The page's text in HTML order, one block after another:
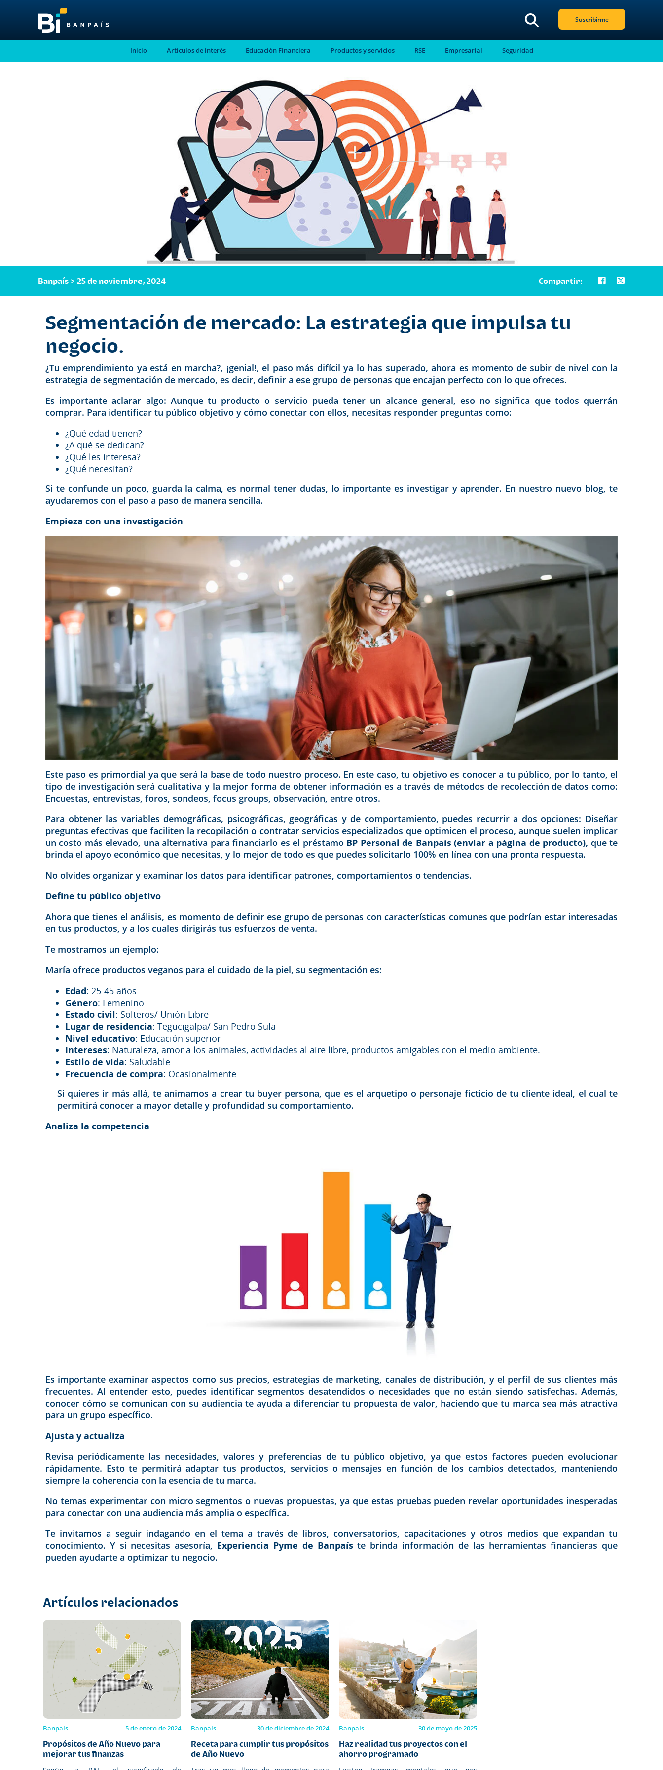
Suscribirme
¡No te pierdas nuestro
nuevo contenido!
Suscríbete a nuestro blog y recibe mensualmente en tu
correo electrónico, las noticias más relevantes.
Inicio Artículos de interés Educación Financiera Productos y servicios RSE Empresarial Seguridad
Banpaís > 25 de noviembre, 2024 Compartir:
Segmentación de mercado: La estrategia que impulsa tu
negocio.
¿Tu emprendimiento ya está en marcha?, ¡genial!, el paso más difícil ya lo has superado, ahora es momento de subir de nivel con la
estrategia de segmentación de mercado, es decir, definir a ese grupo de personas que encajan perfecto con lo que ofreces.
Es importante aclarar algo: Aunque tu producto o servicio pueda tener un alcance general, eso no significa que todos querrán
comprar. Para identificar tu público objetivo y cómo conectar con ellos, necesitas responder preguntas como:
¿Qué edad tienen?
¿A qué se dedican?
¿Qué les interesa?
¿Qué necesitan?
Si te confunde un poco, guarda la calma, es normal tener dudas, lo importante es investigar y aprender. En nuestro nuevo blog, te
ayudaremos con el paso a paso de manera sencilla.
Empieza con una investigación
Este paso es primordial ya que será la base de todo nuestro proceso. En este caso, tu objetivo es conocer a tu público, por lo tanto, el
tipo de investigación será cualitativa y la mejor forma de obtener información es a través de métodos de recolección de datos como:
Encuestas, entrevistas, foros, sondeos, focus groups, observación, entre otros.
Para obtener las variables demográficas, psicográficas, geográficas y de comportamiento, puedes recurrir a dos opciones: Diseñar
preguntas efectivas que faciliten la recopilación o contratar servicios especializados que optimicen el proceso, aunque suelen implicar
un costo más elevado, una alternativa para financiarlo es el préstamo BP Personal de Banpaís (enviar a página de producto), que te
brinda el apoyo económico que necesitas, y lo mejor de todo es que puedes solicitarlo 100% en línea con una pronta respuesta.
No olvides organizar y examinar los datos para identificar patrones, comportamientos o tendencias.
Define tu público objetivo
Ahora que tienes el análisis, es momento de definir ese grupo de personas con características comunes que podrían estar interesadas
en tus productos, y a los cuales dirigirás tus esfuerzos de venta.
Te mostramos un ejemplo:
María ofrece productos veganos para el cuidado de la piel, su segmentación es:
Edad: 25-45 años
Género: Femenino
Estado civil: Solteros/ Unión Libre
Lugar de residencia: Tegucigalpa/ San Pedro Sula
Nivel educativo: Educación superior
Intereses: Naturaleza, amor a los animales, actividades al aire libre, productos amigables con el medio ambiente.
Estilo de vida: Saludable
Frecuencia de compra: Ocasionalmente
Si quieres ir más allá, te animamos a crear tu buyer persona, que es el arquetipo o personaje ficticio de tu cliente ideal, el cual te
permitirá conocer a mayor detalle y profundidad su comportamiento.
Analiza la competencia
Es importante examinar aspectos como sus precios, estrategias de marketing, canales de distribución, y el perfil de sus clientes más
frecuentes. Al entender esto, puedes identificar segmentos desatendidos o necesidades que no están siendo satisfechas. Además,
conocer cómo se comunican con su audiencia te ayuda a diferenciar tu propuesta de valor, haciendo que tu marca sea más atractiva
para un grupo específico.
Ajusta y actualiza
Revisa periódicamente las necesidades, valores y preferencias de tu público objetivo, ya que estos factores pueden evolucionar
rápidamente. Esto te permitirá adaptar tus productos, servicios o mensajes en función de los cambios detectados, manteniendo
siempre la coherencia con la esencia de tu marca.
No temas experimentar con micro segmentos o nuevas propuestas, ya que estas pruebas pueden revelar oportunidades inesperadas
para conectar con una audiencia más amplia o específica.
Te invitamos a seguir indagando en el tema a través de libros, conversatorios, capacitaciones y otros medios que expandan tu
conocimiento. Y si necesitas asesoría, Experiencia Pyme de Banpaíste brinda información de las herramientas financieras que
pueden ayudarte a optimizar tu negocio.
Artículos relacionados
Banpaís 5 de enero de 2024
Propósitos de Año Nuevo para
mejorar tus finanzas
Banpaís 30 de diciembre de 2024
Receta para cumplir tus propósitos
de Año Nuevo
Banpaís 30 de mayo de 2025
Haz realidad tus proyectos con el
ahorro programado